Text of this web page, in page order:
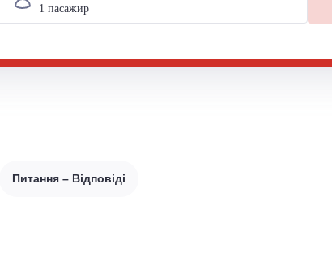
Питання – Відповіді